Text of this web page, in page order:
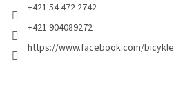
+421 54 472 2742
+421 904089272
https://www.facebook.com/bicykle